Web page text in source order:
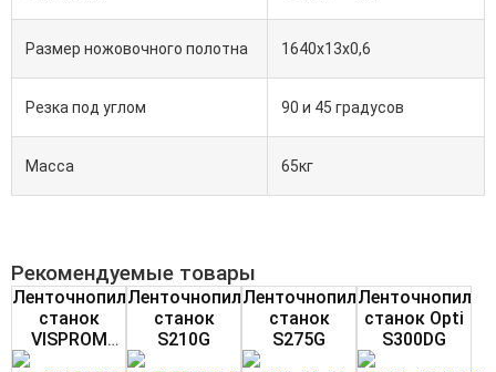
Размер ножовочного полотна 1640х13х0,6
Резка под углом 90 и 45 градусов
Масса 65кг
Рекомендуемые товары
Ленточнопильный
станок
VISPROM
PPK-230B
Ленточнопильный
станок
S210G
Ленточнопильный
станок
S275G
станок Opti
S300DG